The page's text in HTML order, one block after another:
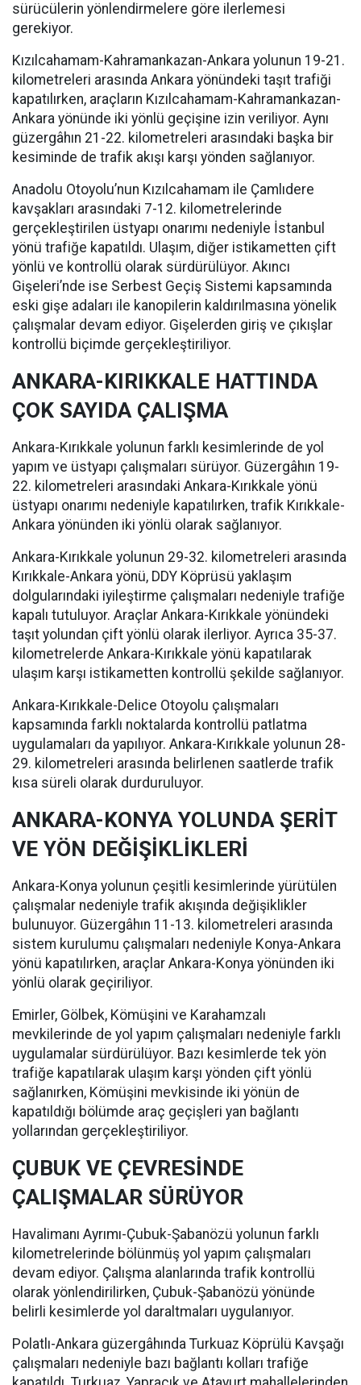
sürücülerin yönlendirmelere göre ilerlemesi
gerekiyor.
Kızılcahamam-Kahramankazan-Ankara yolunun 19-21.
kilometreleri arasında Ankara yönündeki taşıt trafiği
kapatılırken, araçların Kızılcahamam-Kahramankazan-
Ankara yönünde iki yönlü geçişine izin veriliyor. Aynı
güzergâhın 21-22. kilometreleri arasındaki başka bir
kesiminde de trafik akışı karşı yönden sağlanıyor.
Anadolu Otoyolu’nun Kızılcahamam ile Çamlıdere
kavşakları arasındaki 7-12. kilometrelerinde
gerçekleştirilen üstyapı onarımı nedeniyle İstanbul
yönü trafiğe kapatıldı. Ulaşım, diğer istikametten çift
yönlü ve kontrollü olarak sürdürülüyor. Akıncı
Gişeleri’nde ise Serbest Geçiş Sistemi kapsamında
eski gişe adaları ile kanopilerin kaldırılmasına yönelik
çalışmalar devam ediyor. Gişelerden giriş ve çıkışlar
kontrollü biçimde gerçekleştiriliyor.
ANKARA-KIRIKKALE HATTINDA
ÇOK SAYIDA ÇALIŞMA
Ankara-Kırıkkale yolunun farklı kesimlerinde de yol
yapım ve üstyapı çalışmaları sürüyor. Güzergâhın 19-
22. kilometreleri arasındaki Ankara-Kırıkkale yönü
üstyapı onarımı nedeniyle kapatılırken, trafik Kırıkkale-
Ankara yönünden iki yönlü olarak sağlanıyor.
Ankara-Kırıkkale yolunun 29-32. kilometreleri arasında
Kırıkkale-Ankara yönü, DDY Köprüsü yaklaşım
dolgularındaki iyileştirme çalışmaları nedeniyle trafiğe
kapalı tutuluyor. Araçlar Ankara-Kırıkkale yönündeki
taşıt yolundan çift yönlü olarak ilerliyor. Ayrıca 35-37.
kilometrelerde Ankara-Kırıkkale yönü kapatılarak
ulaşım karşı istikametten kontrollü şekilde sağlanıyor.
Ankara-Kırıkkale-Delice Otoyolu çalışmaları
kapsamında farklı noktalarda kontrollü patlatma
uygulamaları da yapılıyor. Ankara-Kırıkkale yolunun 28-
29. kilometreleri arasında belirlenen saatlerde trafik
kısa süreli olarak durduruluyor.
ANKARA-KONYA YOLUNDA ŞERİT
VE YÖN DEĞİŞİKLİKLERİ
Ankara-Konya yolunun çeşitli kesimlerinde yürütülen
çalışmalar nedeniyle trafik akışında değişiklikler
bulunuyor. Güzergâhın 11-13. kilometreleri arasında
sistem kurulumu çalışmaları nedeniyle Konya-Ankara
yönü kapatılırken, araçlar Ankara-Konya yönünden iki
yönlü olarak geçiriliyor.
Emirler, Gölbek, Kömüşini ve Karahamzalı
mevkilerinde de yol yapım çalışmaları nedeniyle farklı
uygulamalar sürdürülüyor. Bazı kesimlerde tek yön
trafiğe kapatılarak ulaşım karşı yönden çift yönlü
sağlanırken, Kömüşini mevkisinde iki yönün de
kapatıldığı bölümde araç geçişleri yan bağlantı
yollarından gerçekleştiriliyor.
ÇUBUK VE ÇEVRESİNDE
ÇALIŞMALAR SÜRÜYOR
Havalimanı Ayrımı-Çubuk-Şabanözü yolunun farklı
kilometrelerinde bölünmüş yol yapım çalışmaları
devam ediyor. Çalışma alanlarında trafik kontrollü
olarak yönlendirilirken, Çubuk-Şabanözü yönünde
belirli kesimlerde yol daraltmaları uygulanıyor.
Polatlı-Ankara güzergâhında Turkuaz Köprülü Kavşağı
çalışmaları nedeniyle bazı bağlantı kolları trafiğe